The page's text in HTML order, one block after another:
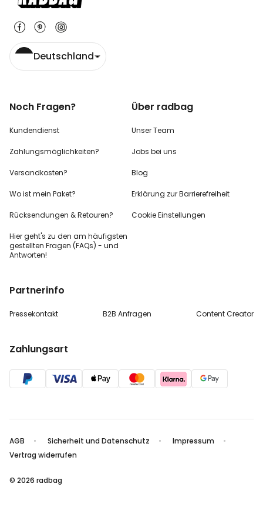
Deutschland
Noch Fragen?
Kundendienst
Zahlungsmöglichkeiten?
Versandkosten?
Wo ist mein Paket?
Rücksendungen & Retouren?
Hier geht's zu den am häufigsten
gestellten Fragen (FAQs) - und
Antworten!
Über radbag
Unser Team
Jobs bei uns
Blog
Erklärung zur Barrierefreiheit
Cookie Einstellungen
Partnerinfo
Pressekontakt B2B Anfragen Content Creator
Zahlungsart
AGB Sicherheit und Datenschutz
Impressum
Vertrag widerrufen
© 2026 radbag